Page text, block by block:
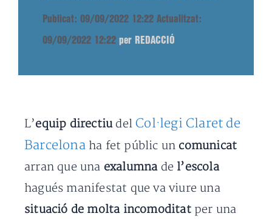
Publicat: 09/09/2022 12:22 Actualitzat:
09/09/2022 12:22 per REDACCIÓ
L’equip directiudelCol·legi Claret de
Barcelonaha fet públic un comunicat
arran que una exalumnade l’escola
hagués manifestat que va viure una
situació de molta incomoditatper una